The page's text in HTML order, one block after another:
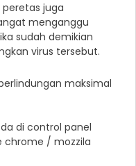
peretas juga
menganggu
sudah demikian
virus tersebut.
maksimal
di control panel
chrome / mozzila